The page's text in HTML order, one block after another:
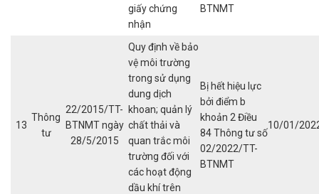
giấy chứng
nhận
BTNMT
13
Thông
tư
22/2015/TT-
BTNMT ngày
28/5/2015
Quy định về bảo
vệ môi trường
trong sử dụng
dung dịch
khoan; quản lý
chất thải và
quan trắc môi
trường đối với
các hoạt động
dầu khí trên
Bị hết hiệu lực
bởi điểm b
khoản 2 Điều
84 Thông tư số
02/2022/TT-
BTNMT
10/01/